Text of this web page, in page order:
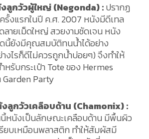
ลูกวัวผู้ใหญ่ (Negonda) :ปรากฏ
รั้งแรกในปี ค.ศ. 2007 หนังมีดีเทล
ลายเม็ดใหญ่ สวยงามชัดเจน หนัง
นี้ยังมีคุณสมบัติทนน้ำได้อย่าง
ไรก็ดีไม่ควรถูกน้ำบ่อยๆ) จึงทำให้
หรับกระเป๋า Tote ของ Hermes
Garden Party
ลูกวัวเคลือบด้าน (Chamonix) :
หนังเป็นลักษณะเคลือบด้าน มีพื้นผิว
ยบเหมือนพลาสติก ทำให้สัมผัสมี